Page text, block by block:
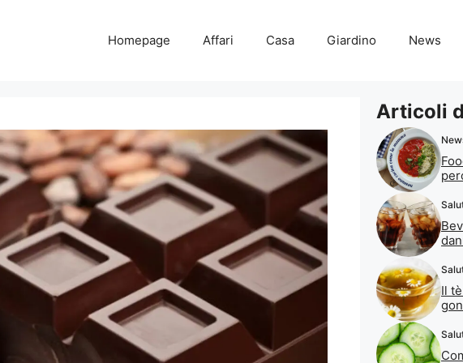
Homepage Affari Casa Giardino News
Articoli
Il